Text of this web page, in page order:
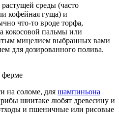
среды (часто
кофейная гуща) и
что-то вроде торфа,
кокосовой пальмы или
мицелием выбранных вами
для дозированного полива.
ферме
на соломе, для шампиньона
шиитаке любят древесину и
и пшеничные или рисовые